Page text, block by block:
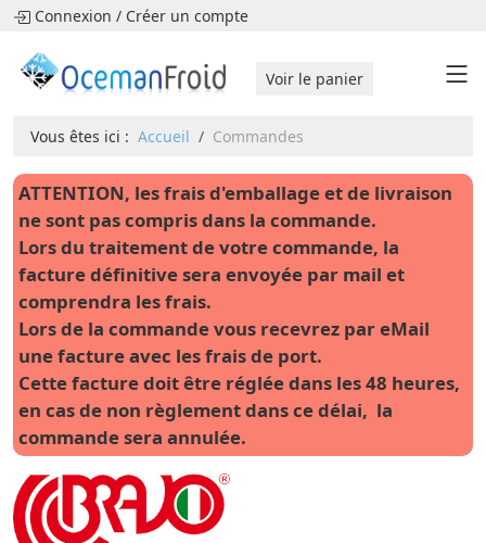
Connexion / Créer un compte
Voir le panier
Vous êtes ici : Accueil Commandes
ATTENTION, les frais d'emballage et de livraison
ne sont pas compris dans la commande.
Lors du traitement de votre commande, la
facture définitive sera envoyée par mail et
comprendra les frais.
Lors de la commande vous recevrez par eMail
une facture avec les frais de port.
Cette facture doit être réglée dans les 48 heures,
en cas de non règlement dans ce délai, la
commande sera annulée.